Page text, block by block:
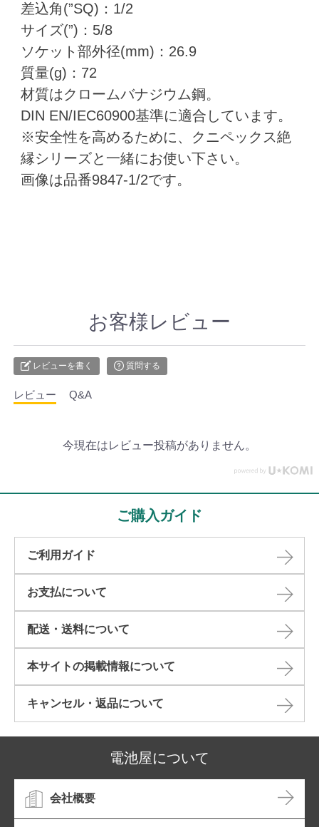
差込角(”SQ)：1/2
サイズ(”)：5/8
ソケット部外径(mm)：26.9
質量(g)：72
材質はクロームバナジウム鋼。
DIN EN/IEC60900基準に適合しています。
※安全性を高めるために、クニペックス絶
縁シリーズと一緒にお使い下さい。
画像は品番9847-1/2です。
お客様レビュー
レビューを書く 質問する
レビュー Q&A
今現在はレビュー投稿がありません。
ご購入ガイド
ご利用ガイド
お支払について
配送・送料について
本サイトの掲載情報について​
キャンセル・返品について​
電池屋について
会社概要